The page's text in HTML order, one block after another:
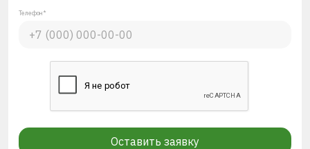
Телефон*
Оставить заявку